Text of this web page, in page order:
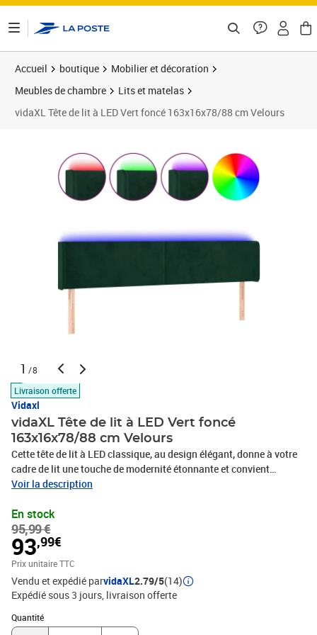
Accueil boutique
Mobilier et décoration
Meubles de chambre
Lits et matelas
vidaXL Tête de lit à LED Vert foncé 163x16x78/88 cm Velours
1 /8
Livraison offerte
Vidaxl
vidaXL Tête de lit à LED Vert foncé
163x16x78/88 cm Velours
Cette tête de lit à LED classique, au design élégant, donne à votre
cadre de lit une touche de modernité étonnante et convient
parfaitement à toute chambre à coucher. Velours doux : le velours
fibres uniformément coupées qui ont une touche lisse. Le tissu en
velours présente un toucher doux distinctif, ce qui le rend
confortable au toucher.LED colorée : apportez de l'éclairage dans
l'obscurité avec des lumières LED colorées !Hauteur réglable : la
tête de lit est réglable en hauteur selon vos préférences.Excellent
soutien : la tête de lit vous offre un excellent soutien du dos
lorsque vous êtes assis dans votre lit pour lire ou regarder la
télévision.Bande à LED découpable : cette bande à LED flexible
Voir la description
En stock
95,99 €
93,99€
Prix unitaire TTC
Vendu et expédié parvidaXL2.79/5(14)
Expédié sous 3 jours livraison offerte
Quantité
Quantité : 1